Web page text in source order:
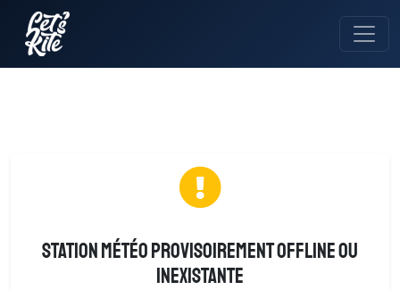
Station météo provisoirement offline ou
inexistante